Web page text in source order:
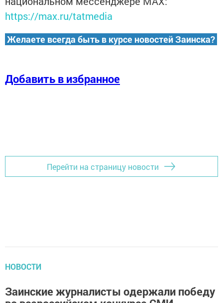
https://max.ru/tatmedia
Желаете всегда быть в курсе новостей Заинска?
Добавить в избранное
Перейти на страницу новости
НОВОСТИ
Заинские журналисты одержали победу